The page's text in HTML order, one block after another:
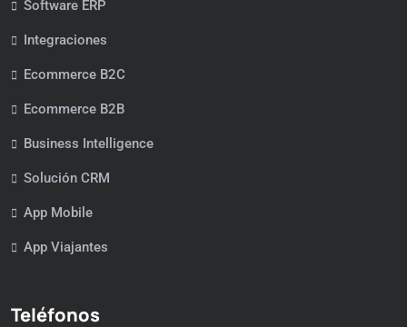
Software ERP
Integraciones
Ecommerce B2C
Ecommerce B2B
Business Intelligence
Solución CRM
App Mobile
App Viajantes
Teléfonos